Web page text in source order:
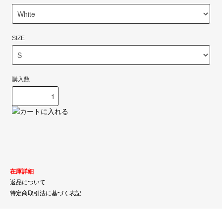
SIZE
購入数
在庫詳細
返品について
特定商取引法に基づく表記